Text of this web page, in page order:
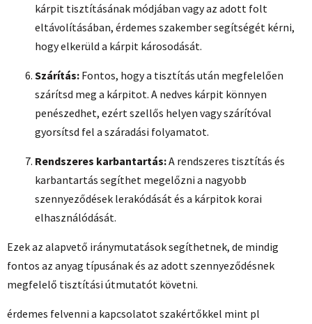
kárpit tisztításának módjában vagy az adott folt
eltávolításában, érdemes szakember segítségét kérni,
hogy elkerüld a kárpit károsodását.
Szárítás: Fontos, hogy a tisztítás után megfelelően
szárítsd meg a kárpitot. A nedves kárpit könnyen
penészedhet, ezért szellős helyen vagy szárítóval
gyorsítsd fel a száradási folyamatot.
Rendszeres karbantartás:A rendszeres tisztítás és
karbantartás segíthet megelőzni a nagyobb
szennyeződések lerakódását és a kárpitok korai
elhasználódását.
Ezek az alapvető iránymutatások segíthetnek, de mindig
fontos az anyag típusának és az adott szennyeződésnek
megfelelő tisztítási útmutatót követni.
érdemes felvenni a kapcsolatot szakértőkkel mint pl